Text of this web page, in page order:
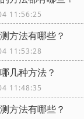
11:56:25
方法有哪些？
11:53:28
几种方法？
11:48:35
方法有哪些？